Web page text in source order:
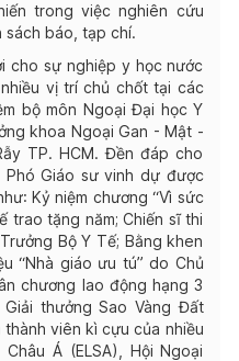
trong việc nghiên cứu
sách báo, tạp chí.
cho sự nghiệp y học nước
vị trí chủ chốt tại các
bộ môn Ngoại Đại học Y
khoa Ngoại Gan - Mật -
TP. HCM. Đền đáp cho
Giáo sư vinh dự được
Kỷ niệm chương “Vì sức
trao tặng năm; Chiến sĩ thi
Bộ Y Tế; Bằng khen
“Nhà giáo ưu tú” do Chủ
chương lao động hạng 3
thưởng Sao Vàng Đất
viên kì cựu của nhiều
Á (ELSA), Hội Ngoại